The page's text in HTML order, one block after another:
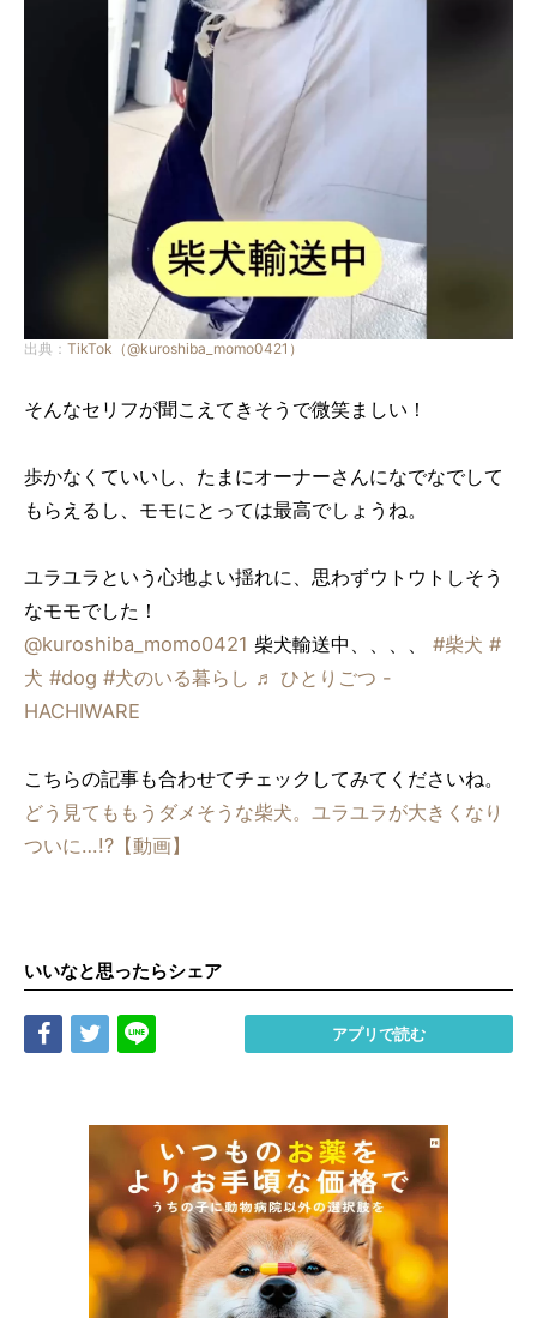
出典： TikTok（@kuroshiba_momo0421）
そんなセリフが聞こえてきそうで微笑ましい！
歩かなくていいし、たまにオーナーさんになでなでして
もらえるし、モモにとっては最高でしょうね。
ユラユラという心地よい揺れに、思わずウトウトしそう
なモモでした！
@kuroshiba_momo0421 柴犬輸送中、、、、 #柴犬 #
犬 #dog #犬のいる暮らし ♬ ひとりごつ -
HACHIWARE
こちらの記事も合わせてチェックしてみてくださいね。
どう見てももうダメそうな柴犬。ユラユラが大きくなり
ついに…!?【動画】
いいなと思ったらシェア
Share Tweet アプリで読む